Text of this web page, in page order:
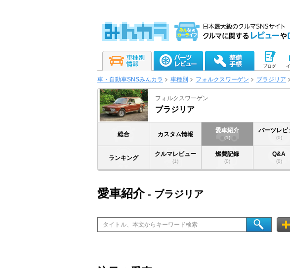
ブログ
車・自動車SNSみんカラ 車種別 フォルクスワーゲン ブラジリア
フォルクスワーゲン
ブラジリア
総合 カスタム情報
愛車紹介
(1)
パーツレビ
(0)
ランキング
クルマレビュー
(1)
燃費記録
(0)
Q&A
(0)
愛車紹介- ブラジリア